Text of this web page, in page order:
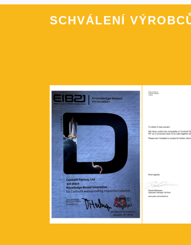
SCHVÁLENÍ